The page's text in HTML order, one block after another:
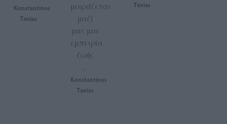
Konstantinos
Tanias
μοιράζεται
μαζί
μας μια
εμπειρία
ζωής
Konstantinos
Tanias
Tanias